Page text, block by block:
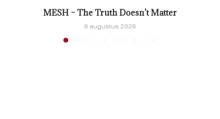
MESH – The Truth Doesn’t Matter
9 augustus 2026